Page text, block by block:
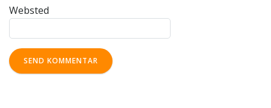
Websted